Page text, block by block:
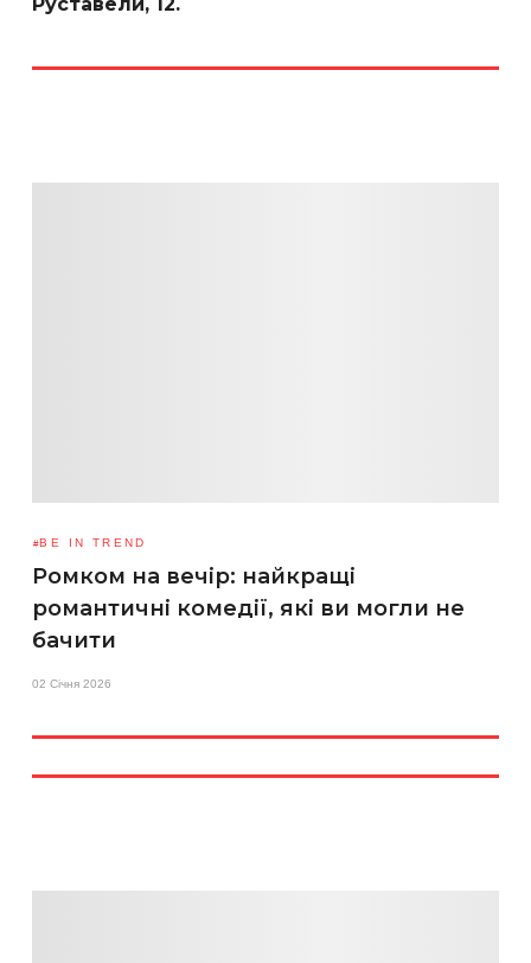
BE IN TREND
Ромком на вечір: найкращі
романтичні комедії, які ви могли не
бачити
02 Січня 2026